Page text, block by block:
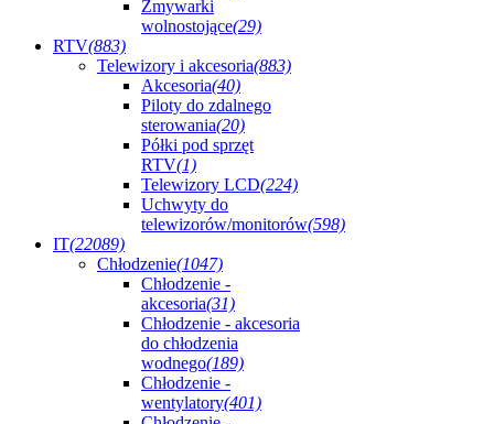
Zmywarki
wolnostojące(29)
RTV(883)
Telewizory i akcesoria(883)
Akcesoria(40)
Piloty do zdalnego
sterowania(20)
Półki pod sprzęt
RTV(1)
Telewizory LCD(224)
Uchwyty do
telewizorów/monitorów(598)
IT(22089)
Chłodzenie(1047)
Chłodzenie -
akcesoria(31)
Chłodzenie - akcesoria
do chłodzenia
wodnego(189)
Chłodzenie -
wentylatory(401)